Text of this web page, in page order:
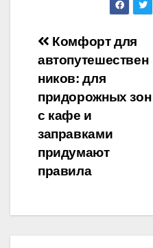
Навигация
по
записям
Комфорт для
автопутешествен
ников: для
придорожных зон
с кафе и
заправками
придумают
правила